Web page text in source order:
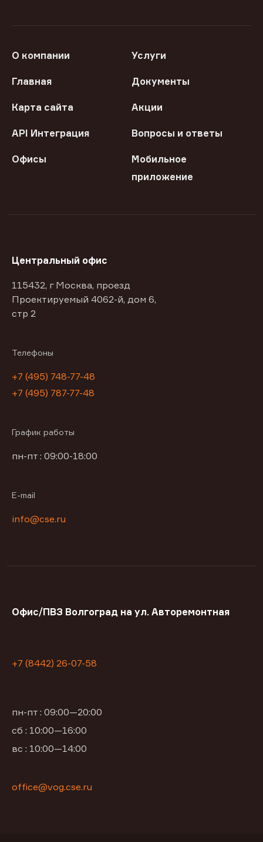
О компании Услуги
Главная Документы
Карта сайта Акции
API Интеграция Вопросы и ответы
Офисы
Мобильное
приложение
Центральный офис
115432, г Москва, проезд
Проектируемый 4062-й, дом 6,
стр 2
Телефоны
+7 (495) 748-77-48
+7 (495) 787-77-48
График работы
пн-пт : 09:00-18:00
E-mail
info@cse.ru
Офис/ПВЗ Волгоград на ул. Авторемонтная
+7 (8442) 26-07-58
пн-пт : 09:00—20:00
сб : 10:00—16:00
вс : 10:00—14:00
office@vog.cse.ru